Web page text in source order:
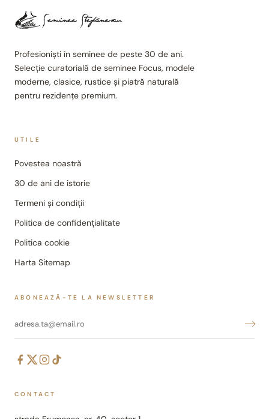
Profesioniști în seminee de peste 30 de ani.
Selecție curatorială de seminee Focus, modele
moderne, clasice, rustice și piatră naturală
pentru rezidențe premium.
UTILE
Povestea noastră
30 de ani de istorie
Termeni și condiții
Politica de confidențialitate
Politica cookie
Harta Sitemap
ABONEAZĂ-TE LA NEWSLETTER
CONTACT